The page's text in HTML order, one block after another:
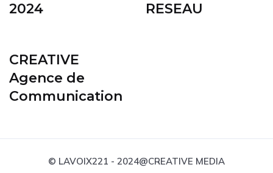
2024
RESEAU
CREATIVE
Agence de
Communication
© LAVOIX221 - 2024@CREATIVE MEDIA